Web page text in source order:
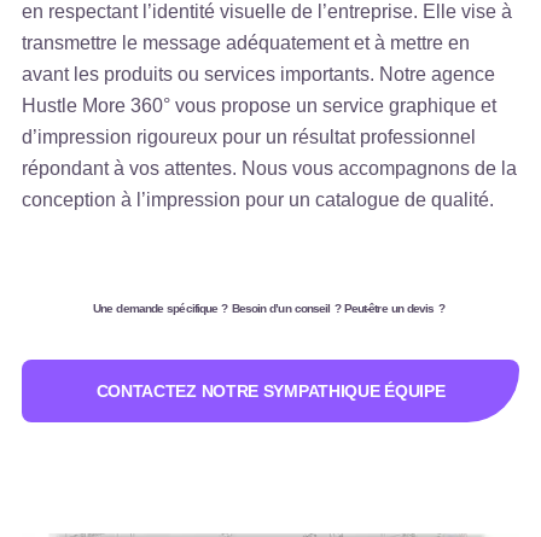
en respectant l’identité visuelle de l’entreprise. Elle vise à
transmettre le message adéquatement et à mettre en
avant les produits ou services importants. Notre agence
Hustle More 360° vous propose un service graphique et
d’impression rigoureux pour un résultat professionnel
répondant à vos attentes. Nous vous accompagnons de la
conception à l’impression pour un catalogue de qualité.
Une demande spécifique ? Besoin d’un conseil ? Peut-être un devis ?
CONTACTEZ NOTRE SYMPATHIQUE ÉQUIPE